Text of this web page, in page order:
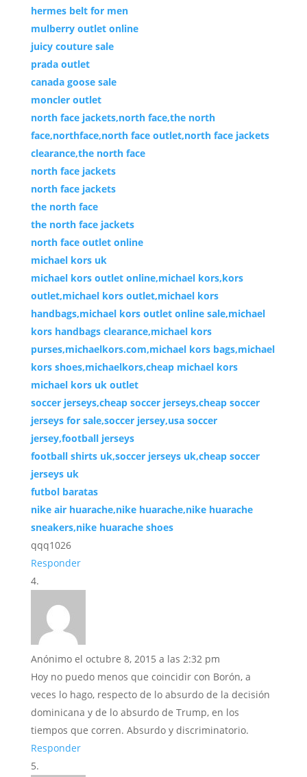
hermes belt for men
mulberry outlet online
juicy couture sale
prada outlet
canada goose sale
moncler outlet
north face jackets,north face,the north
face,northface,north face outlet,north face jackets
clearance,the north face
north face jackets
north face jackets
the north face
the north face jackets
north face outlet online
michael kors uk
michael kors outlet online,michael kors,kors
outlet,michael kors outlet,michael kors
handbags,michael kors outlet online sale,michael
kors handbags clearance,michael kors
purses,michaelkors.com,michael kors bags,michael
kors shoes,michaelkors,cheap michael kors
michael kors uk outlet
soccer jerseys,cheap soccer jerseys,cheap soccer
jerseys for sale,soccer jersey,usa soccer
jersey,football jerseys
football shirts uk,soccer jerseys uk,cheap soccer
jerseys uk
futbol baratas
nike air huarache,nike huarache,nike huarache
sneakers,nike huarache shoes
qqq1026
Responder
Anónimo el octubre 8, 2015 a las 2:32 pm
Hoy no puedo menos que coincidir con Borón, a
veces lo hago, respecto de lo absurdo de la decisión
dominicana y de lo absurdo de Trump, en los
tiempos que corren. Absurdo y discriminatorio.
Responder